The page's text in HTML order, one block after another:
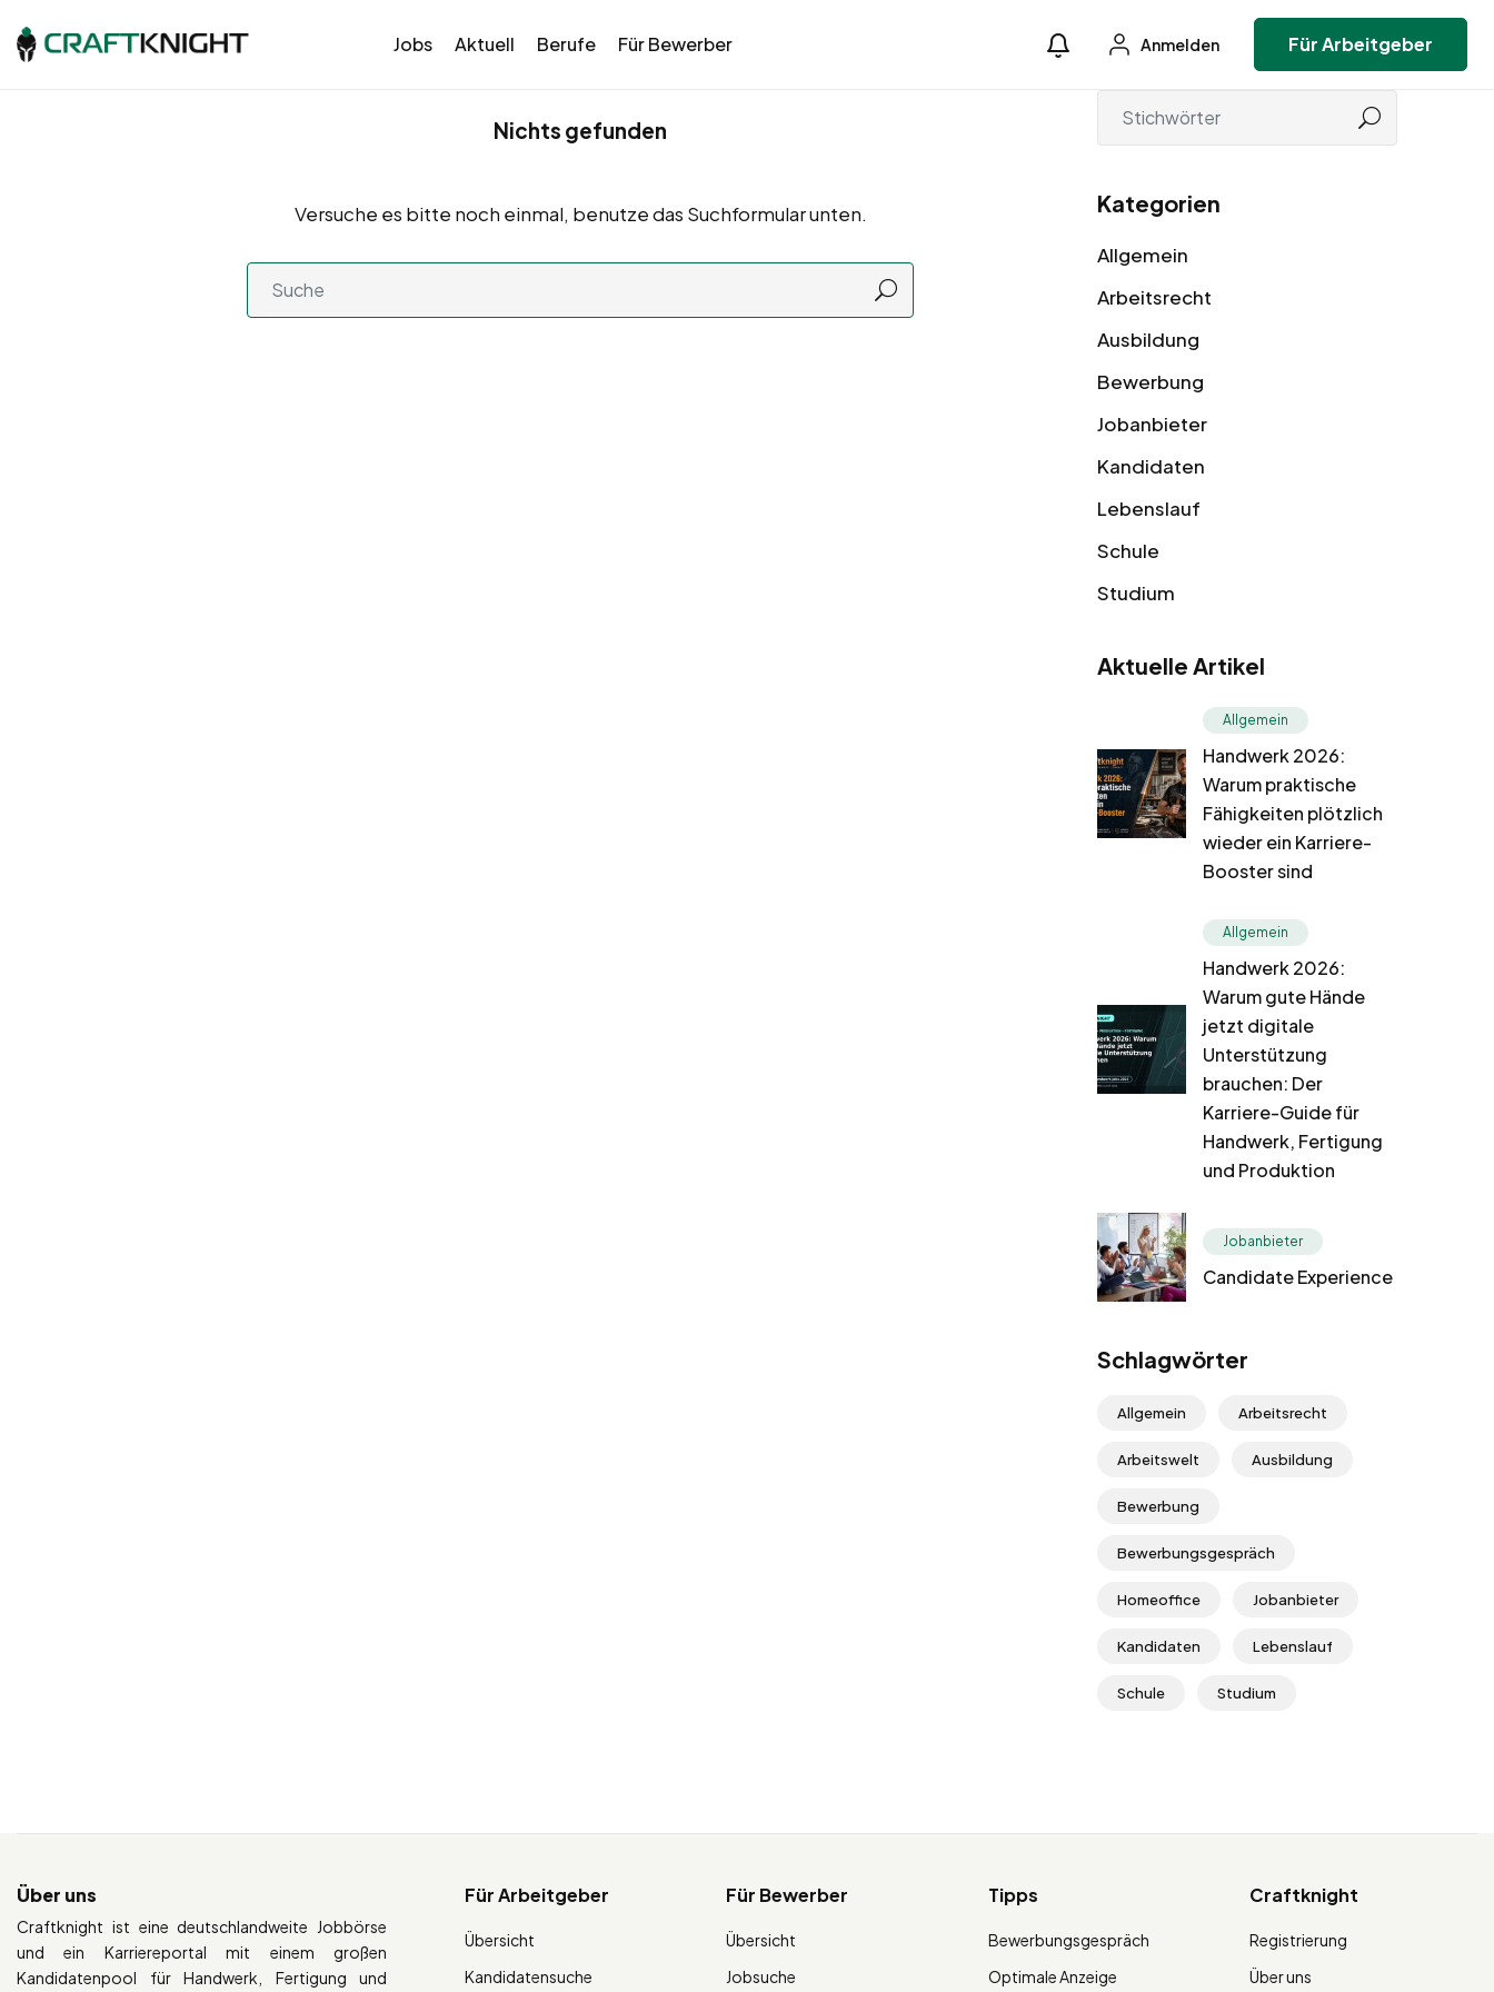
Jobs Aktuell Berufe Für Bewerber Anmelden Für Arbeitgeber
Nichts gefunden
Versuche es bitte noch einmal, benutze das Suchformular unten. Kategorien
Allgemein
Arbeitsrecht
Ausbildung
Bewerbung
Jobanbieter
Kandidaten
Lebenslauf
Schule
Studium
Aktuelle Artikel
Allgemein
Handwerk 2026:
Warum praktische
Fähigkeiten plötzlich
wieder ein Karriere-
Booster sind
Allgemein
Handwerk 2026:
Warum gute Hände
jetzt digitale
Unterstützung
brauchen: Der
Karriere-Guide für
Handwerk, Fertigung
und Produktion
Jobanbieter
Candidate Experience
Schlagwörter
Allgemein Arbeitsrecht
Arbeitswelt Ausbildung
Bewerbung
Bewerbungsgespräch
Homeoffice Jobanbieter
Kandidaten Lebenslauf
Schule Studium
Über uns
Craftknight ist eine deutschlandweite Jobbörse
und ein Karriereportal mit einem großen
Kandidatenpool für Handwerk, Fertigung und
Für Arbeitgeber
Übersicht
Kandidatensuche
Für Bewerber
Übersicht
Jobsuche
Tipps
Bewerbungsgespräch
Optimale Anzeige
Craftknight
Registrierung
Über uns